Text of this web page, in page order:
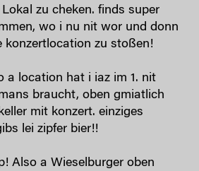
zu cheken. finds super
wo i nu nit wor und donn
konzertlocation zu stoßen!
a location hat i iaz im 1. nit
braucht, oben gmiatlich
mit konzert. einziges
lei zipfer bier!!
Also a Wieselburger oben